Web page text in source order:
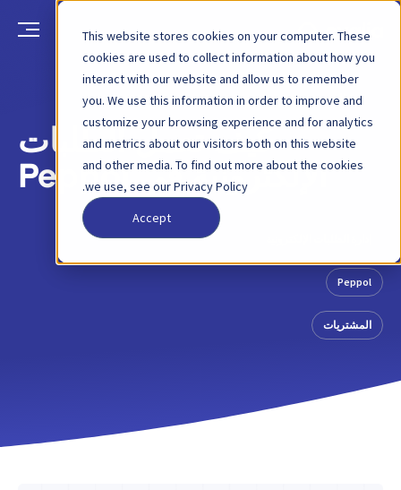
This website stores cookies on your computer. These
cookies are used to collect information about how you
interact with our website and allow us to remember
you. We use this information in order to improve and
customize your browsing experience and for analytics
and metrics about our visitors both on this website
and other media. To find out more about the cookies
we use, see our Privacy Policy.
Accept
العودةمنشور مدونة 16 نوفمبر 2022
كيف تعمل الطلبات
الإلكترونية في Peppol
Peppol
المشتريات